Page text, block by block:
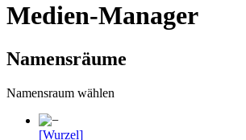
Medien-Manager
Namensräume
Namensraum wählen
[Wurzel]